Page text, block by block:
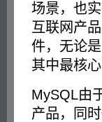
场景，也
互联网产
件，无论
其中最核心
MySQL由
产品，同